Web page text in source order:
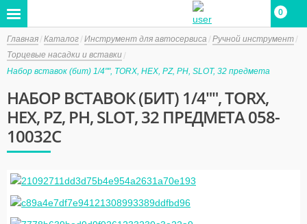
0
Главная Каталог Инструмент для автосервиса
Ручной инструмент
Торцевые насадки и вставки
Набор вставок (бит) 1/4"", TORX, HEX, PZ, PH, SLOT, 32 предмета
НАБОР ВСТАВОК (БИТ) 1/4"", TORX,
HEX, PZ, PH, SLOT, 32 ПРЕДМЕТА 058-
10032C